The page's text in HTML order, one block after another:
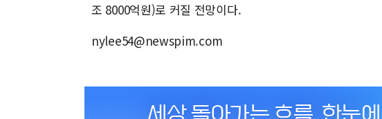
조 8000억원)로 커질 전망이다.
nylee54@newspim.com